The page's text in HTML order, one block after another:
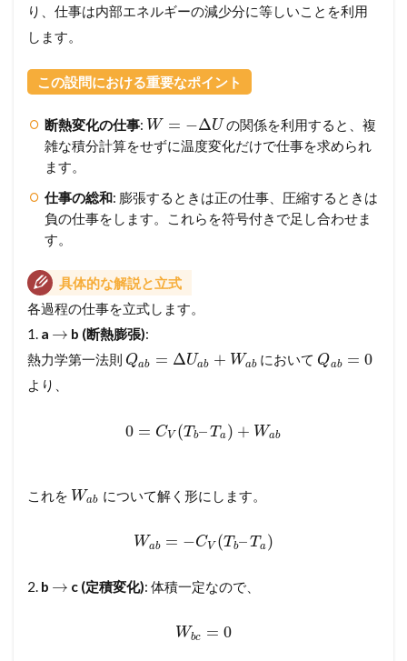
り、仕事は内部エネルギーの減少分に等しいことを利用
します。
この設問における重要なポイント
断熱変化の仕事: W = −ΔUの関係を利用すると、複
雑な積分計算をせずに温度変化だけで仕事を求められ
ます。
仕事の総和: 膨張するときは正の仕事、圧縮するときは
負の仕事をします。これらを符号付きで足し合わせま
す。
具体的な解説と立式
各過程の仕事を立式します。
1. a → b (断熱膨張):
熱力学第一法則 Qab = ΔUab + Wab において Qab = 0
より、
0 = CV (Tb–Ta) + Wab
これを Wab について解く形にします。
Wab = −CV (Tb– Ta)
2. b → c (定積変化): 体積一定なので、
Wbc = 0